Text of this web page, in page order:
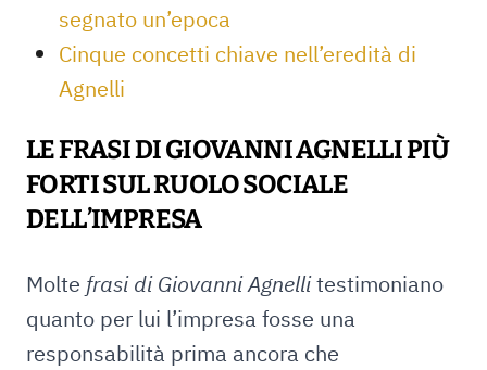
segnato un’epoca
Cinque concetti chiave nell’eredità di
Agnelli
LE FRASI DI GIOVANNI AGNELLI PIÙ
FORTI SUL RUOLO SOCIALE
DELL’IMPRESA
Molte frasi di Giovanni Agnellitestimoniano
quanto per lui l’impresa fosse una
responsabilità prima ancora che